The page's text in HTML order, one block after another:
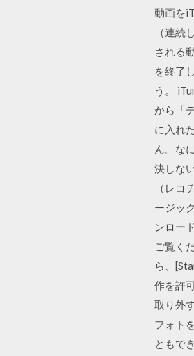
動画を
（連
される
を終了
う。
から「
に入れ
ん。な
決しな
（レコ
ージッ
ンロー
ご覧く
ら、
作を許
取り外
フォト
ともで